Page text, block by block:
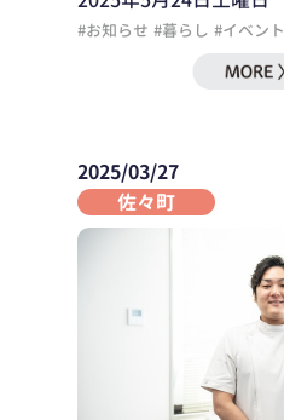
#お知らせ #暮らし #イベント
2025/03/27
佐々町